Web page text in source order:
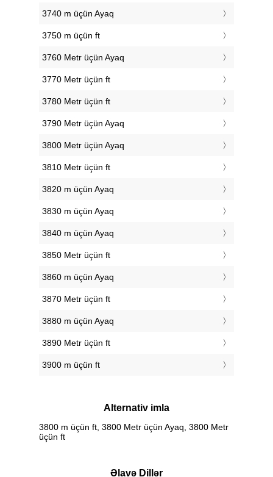
3740 m üçün Ayaq
3750 m üçün ft
3760 Metr üçün Ayaq
3770 Metr üçün ft
3780 Metr üçün ft
3790 Metr üçün Ayaq
3800 Metr üçün Ayaq
3810 Metr üçün ft
3820 m üçün Ayaq
3830 m üçün Ayaq
3840 m üçün Ayaq
3850 Metr üçün ft
3860 m üçün Ayaq
3870 Metr üçün ft
3880 m üçün Ayaq
3890 Metr üçün ft
3900 m üçün ft
Alternativ imla
3800 m üçün ft, 3800 Metr üçün Ayaq, 3800 Metr
üçün ft
Əlavə Dillər